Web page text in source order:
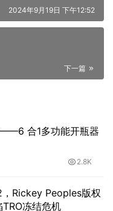
2024年9月19日 下午12:52
下一篇
合1多功能开瓶器
2.8K
Rickey Peoples版权
TRO冻结危机